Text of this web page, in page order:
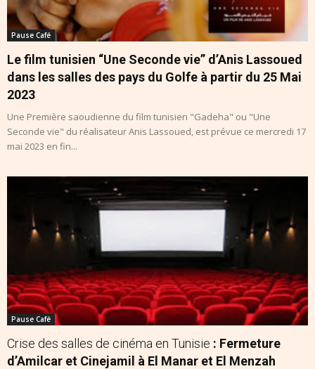
Pause Café
Le film tunisien “Une Seconde vie” d’Anis Lassoued
dans les salles des pays du Golfe à partir du 25 Mai
2023
Une Première saoudienne du film tunisien "Gadeha" ou "Une
Seconde vie" du réalisateur Anis Lassoued, est prévue ce mercredi 17
mai 2023 en fin...
Pause Café
Crise des salles de cinéma en Tunisie : Fermeture
d’Amilcar et Cinejamil à El Manar et El Menzah